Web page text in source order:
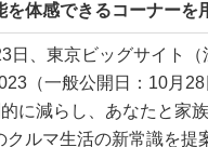
を体感できるコーナーを
、東京ビッグサイト（
（一般公開日：10月
的に減らし、あなたと家
ルマ生活の新常識を提